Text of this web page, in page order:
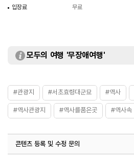
입장료
무료
모두의 여행 '무장애여행'
#관광지 #서초효령대군묘 #역사
#역사관광지 #역사를품은곳 #역사속
#역사탐험 #청권사
콘텐츠 등록 및 수정 문의